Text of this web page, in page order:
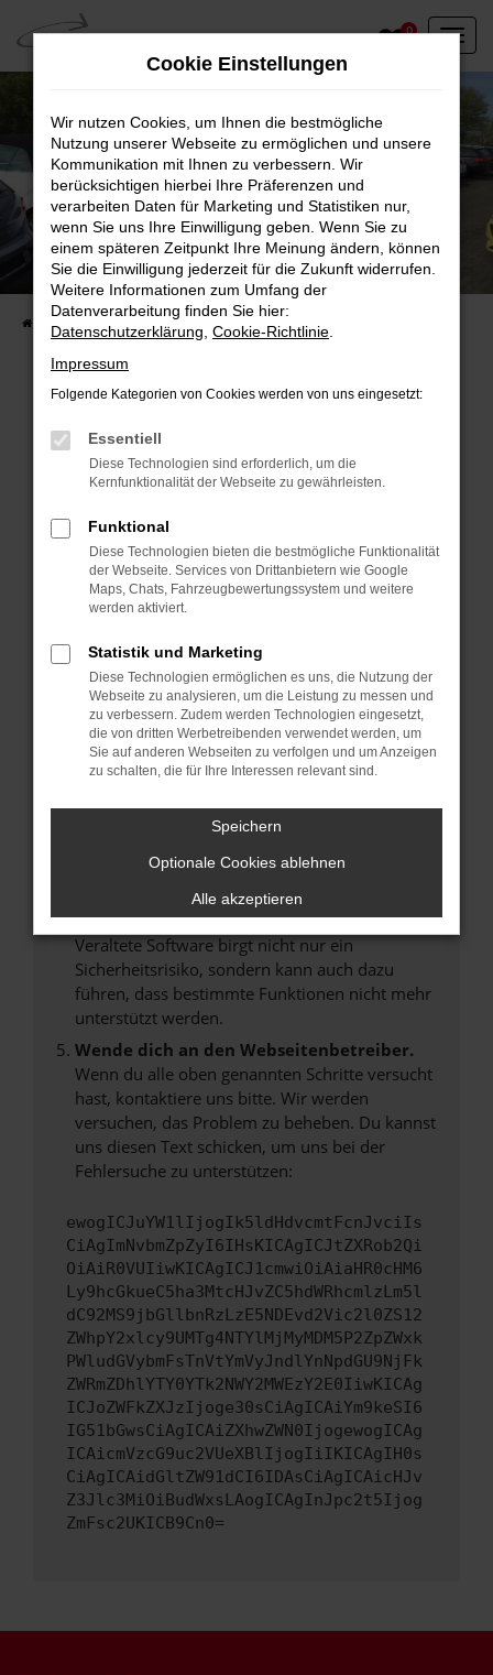
Zum
Hauptinhalt
springen
0
Unser Fahrzeugbestand vor Ort
Entdecken Sie unsere sofort verfügbaren
Fahrzeugangebote
Fehler: Network Error
Beim Laden ist ein Fehler aufgetreten.
Hier sind ein paar Tipps, die dir helfen können:
Überprüfe deine Firewall und deine
Internetverbindung.
Laden andere Webseiten, zum Beispiel deine
Suchmaschine?
Manche Erweiterungen, wie Werbeblocker,
können das Laden bestimmter Seiten
verhindern. Funktioniert die Seite in einem
anderen Browser oder in einem privaten
Fenster?
Das kann manchmal helfen, vorübergehende
Probleme zu beheben.
Stelle sicher, dass dein Browser und dein
Betriebssystem auf dem neuesten Stand
sind.
Veraltete Software birgt nicht nur ein
Sicherheitsrisiko, sondern kann auch dazu
führen, dass bestimmte Funktionen nicht mehr
unterstützt werden.
Wende dich an den Webseitenbetreiber.
Wenn du alle oben genannten Schritte versucht
hast, kontaktiere uns bitte. Wir werden
versuchen, das Problem zu beheben. Du kannst
uns diesen Text schicken, um uns bei der
Fehlersuche zu unterstützen:
ewogICJuYW1lIjogIk5ldHdvcmtFcnJvciIs
CiAgImNvbmZpZyI6IHsKICAgICJtZXRob2Qi
OiAiR0VUIiwKICAgICJ1cmwiOiAiaHR0cHM6
Ly9hcGkueC5ha3MtcHJvZC5hdWRhcmlzLm5l
dC92MS9jbGllbnRzLzE5NDEvd2Vic2l0ZS12
ZWhpY2xlcy9UMTg4NTYlMjMyMDM5P2ZpZWxk
PWludGVybmFsTnVtYmVyJndlYnNpdGU9NjFk
ZWRmZDhlYTY0YTk2NWY2MWEzY2E0IiwKICAg
ICJoZWFkZXJzIjoge30sCiAgICAiYm9keSI6
IG51bGwsCiAgICAiZXhwZWN0IjogewogICAg
ICAicmVzcG9uc2VUeXBlIjogIiIKICAgIH0s
CiAgICAidGltZW91dCI6IDAsCiAgICAicHJv
Z3Jlc3MiOiBudWxsLAogICAgInJpc2t5Ijog
ZmFsc2UKICB9Cn0=
Cookie Einstellungen
Wir nutzen Cookies, um Ihnen die bestmögliche
Nutzung unserer Webseite zu ermöglichen und unsere
Kommunikation mit Ihnen zu verbessern. Wir
berücksichtigen hierbei Ihre Präferenzen und
verarbeiten Daten für Marketing und Statistiken nur,
wenn Sie uns Ihre Einwilligung geben. Wenn Sie zu
einem späteren Zeitpunkt Ihre Meinung ändern, können
Sie die Einwilligung jederzeit für die Zukunft widerrufen.
Weitere Informationen zum Umfang der
Datenverarbeitung finden Sie hier:
Datenschutzerklärung Cookie-Richtlinie
Impressum
Folgende Kategorien von Cookies werden von uns eingesetzt:
Essentiell
Diese Technologien sind erforderlich, um die
Kernfunktionalität der Webseite zu gewährleisten.
Funktional
Diese Technologien bieten die bestmögliche Funktionalität
der Webseite. Services von Drittanbietern wie Google
Maps, Chats, Fahrzeugbewertungssystem und weitere
werden aktiviert.
Statistik und Marketing
Diese Technologien ermöglichen es uns, die Nutzung der
Webseite zu analysieren, um die Leistung zu messen und
zu verbessern. Zudem werden Technologien eingesetzt,
die von dritten Werbetreibenden verwendet werden, um
Sie auf anderen Webseiten zu verfolgen und um Anzeigen
zu schalten, die für Ihre Interessen relevant sind.
Speichern
Optionale Cookies ablehnen
Alle akzeptieren